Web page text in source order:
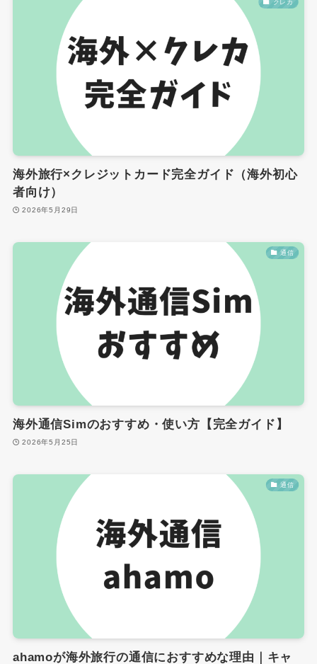
クレカ
海外旅行×クレジットカード完全ガイド（海外初心
者向け）
2026年5月29日
通信
海外通信Simのおすすめ・使い方【完全ガイド】
2026年5月25日
通信
ahamoが海外旅行の通信におすすめな理由｜キャ